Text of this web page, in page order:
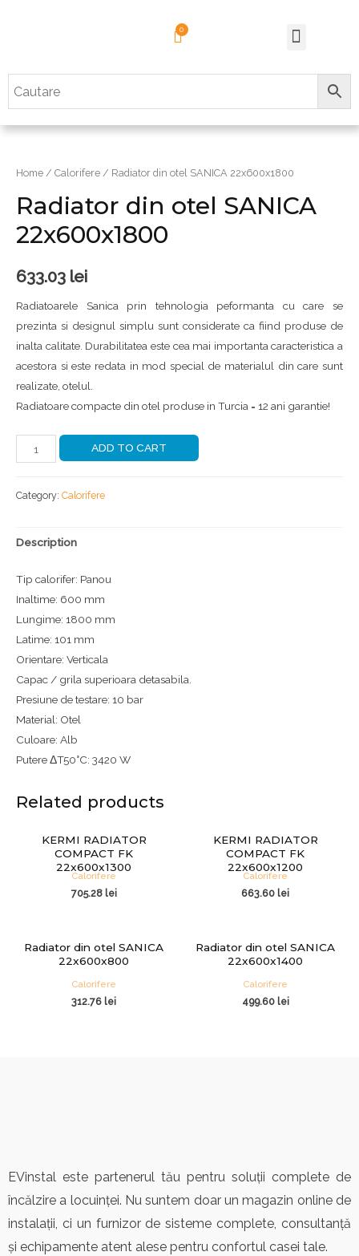
Home / Calorifere / Radiator din otel SANICA 22x600x1800
Radiator din otel SANICA
22x600x1800
633.03 lei
Radiatoarele Sanica prin tehnologia peformanta cu care se
prezinta si designul simplu sunt considerate ca fiind produse de
inalta calitate. Durabilitatea este cea mai importanta caracteristica a
acestora si este redata in mod special de materialul din care sunt
realizate, otelul.
Radiatoare compacte din otel produse in Turcia = 12 ani garantie!
ADD TO CART
Category: Calorifere
Description
Tip calorifer: Panou
Inaltime: 600 mm
Lungime: 1800 mm
Latime: 101 mm
Orientare: Verticala
Capac / grila superioara detasabila.
Presiune de testare: 10 bar
Material: Otel
Culoare: Alb
Putere ΔT50°C: 3420 W
Related products
KERMI RADIATOR
COMPACT FK
22x600x1300
Calorifere
705.28 lei
KERMI RADIATOR
COMPACT FK
22x600x1200
Calorifere
663.60 lei
Radiator din otel SANICA
22x600x800
Calorifere
312.76 lei
Radiator din otel SANICA
22x600x1400
Calorifere
499.60 lei
EVinstal este partenerul tău pentru soluții complete de
încălzire a locuinței. Nu suntem doar un magazin online de
instalații, ci un furnizor de sisteme complete, consultanță
și echipamente atent alese pentru confortul casei tale.